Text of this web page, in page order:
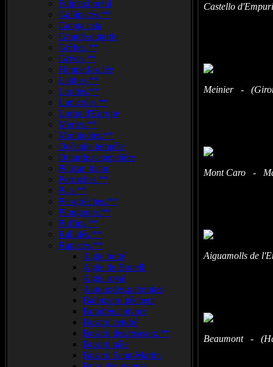
Fulmar.boréal
Gallinacés.**
Ganga.cata
Grande.outarde
Grèbes.**
Grives.**
Huppe.fasciée
Labbes.**
Laridés.**
Limicoles.**
Loriot.d'Europe
Merles.**
Monticoles.**
Océanite.tempête
Outarde.canepetière
Pélican blanc
Perruches.**
Pics.**
Pie-grièches.**
Plongeons.**
Puffins.**
Rallidés.**
Rapaces.**
Aigle.botté
Aigle.de.Bonelli
Aigle.royal
Autour.des.palombes
Balbuzard.pêcheur
Bondrée.apivore
Busard.cendré
Busard.des.roseaux.**
Busard.pâle
Busard.Saint-Martin
Castello
Meinier -
Mont Caro -
Aiguamolls de
Beaumont -